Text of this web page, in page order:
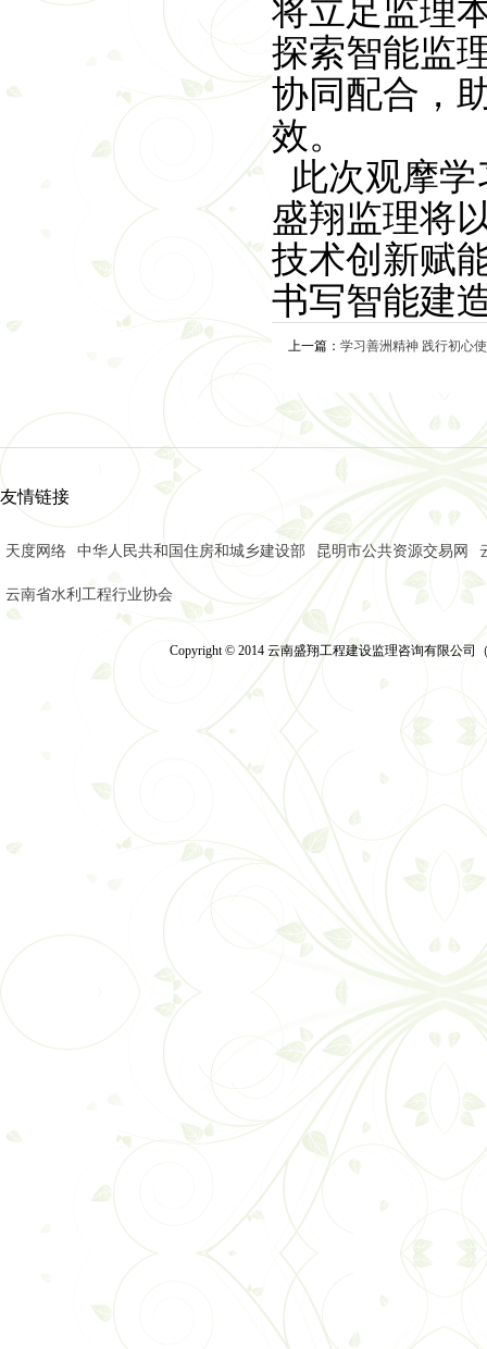
将立足监理
探索智能监
协同配合，
效。
此次观摩
盛翔监理将
技术创新赋
书写智能建
上一篇： 学习善洲精神 践行初心
友情链接
天度网络 中华人民共和国住房和城乡建设部 昆明市公共资源交易网
云南省水利工程行业协会
Copyright © 2014 云南盛翔工程建设监理咨询有限公司